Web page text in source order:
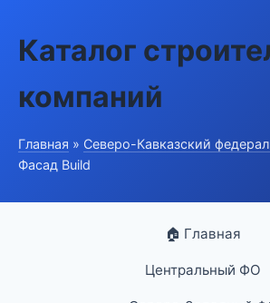
Каталог
компаний
Главная » Северо-Кавказский
Фасад Build
🏠 Главная
Центральный ФО